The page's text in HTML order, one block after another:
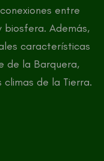
entre
Además,
características
de la Barquera,
de la Tierra.